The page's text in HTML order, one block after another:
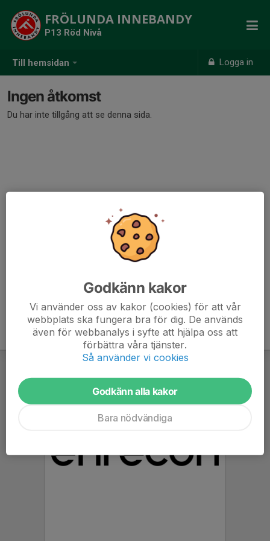
Till hemsidan Logga in
FRÖLUNDA INNEBANDY
P13 Röd Nivå
Ingen åtkomst
Du har inte tillgång att se denna sida.
Godkänn kakor
Vi använder oss av kakor (cookies) för att vår
webbplats ska fungera bra för dig. De används
även för webbanalys i syfte att hjälpa oss att
förbättra våra tjänster.
Så använder vi cookies
Godkänn alla kakor
Bara nödvändiga